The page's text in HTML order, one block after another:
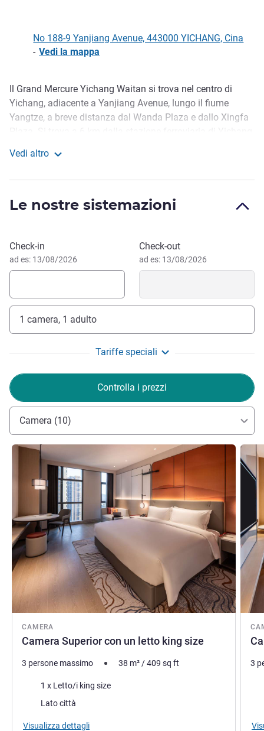
No 188-9 Yanjiang Avenue, 443000 YICHANG, Cina
- Vedi la mappa
Descrizione
Il Grand Mercure Yichang Waitan si trova nel centro di
Yichang, adiacente a Yanjiang Avenue, lungo il fiume
Yangtze, a breve distanza dal Wanda Plaza e dallo Xingfa
306 camere, più della metà delle camere con vista sul
fitness, piscina e 1.400 m² di spazi per riunioni.
l'hotel si pone tra l'area centrale, a soli 15 minuti d'auto, e
la rete di trasporti che include stazione ferroviaria,
aeroporto e autostrada Shanghai-Chongqing.
Vedi altro
Le nostre sistemazioni
Prenota questo hotel
Check-in
ad es: 13/08/2026
Check-out
ad es: 13/08/2026
1 camera, 1 adulto
Tariffe speciali
Controlla i prezzi
Camera (10)
CAMERA
Camera Superior con un letto king size
Visualizza dettagli
3 persone massimo 38 m²/409 sq ft
Biancheria da letto
1 x Letto/i king size
Vista:Lato città
Visualizza dettagli
3